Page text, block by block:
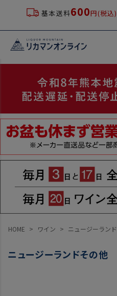
基本送料600円(税込)
HOME ワイン ニュージーランド
ニュージーランドその他